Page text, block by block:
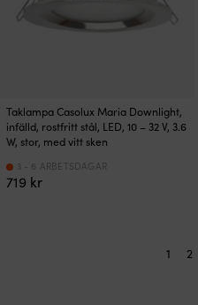
Taklampa Casolux Maria Downlight,
infälld, rostfritt stål, LED, 10 – 32 V, 3.6
W, stor, med vitt sken
719 kr
3 - 6 ARBETSDAGAR
1 2